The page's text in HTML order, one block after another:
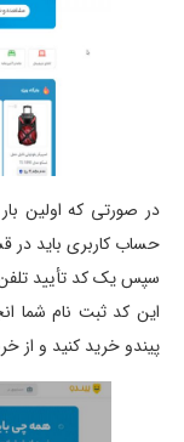
در صورتی که اولین
حساب کاربری باید
سپس یک کد تأیید
این کد ثبت نام شما
پیندو خرید کنید و از